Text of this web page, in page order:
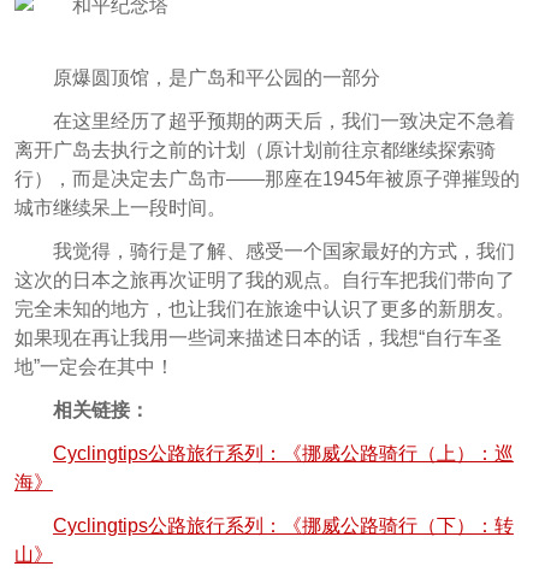
原爆圆顶馆，是广岛和平公园的一部分
在这里经历了超乎预期的两天后，我们一致决定不急着
离开广岛去执行之前的计划（原计划前往京都继续探索骑
行），而是决定去广岛市——那座在1945年被原子弹摧毁的
城市继续呆上一段时间。
我觉得，骑行是了解、感受一个国家最好的方式，我们
这次的日本之旅再次证明了我的观点。自行车把我们带向了
完全未知的地方，也让我们在旅途中认识了更多的新朋友。
如果现在再让我用一些词来描述日本的话，我想“自行车圣
地”一定会在其中！
相关链接：
Cyclingtips公路旅行系列：《挪威公路骑行（上）：巡
海》
Cyclingtips公路旅行系列：《挪威公路骑行（下）：转
山》